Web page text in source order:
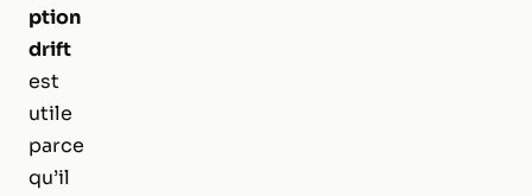
ption
drift
est
utile
parce
qu’il